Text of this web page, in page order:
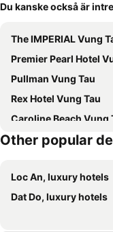
Du kanske också är
The IMPERIAL Vung
Premier Pearl Hotel
Pullman Vung Tau
Rex Hotel Vung Tau
Caroline Beach Vung
Seven Stars Hotel &
Other popular
Loc An, luxury hotels
Dat Do, luxury hotels